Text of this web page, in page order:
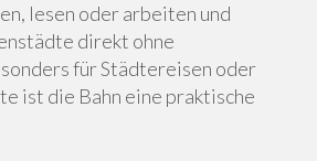
lesen oder arbeiten und
direkt ohne
für Städtereisen oder
ist die Bahn eine praktische